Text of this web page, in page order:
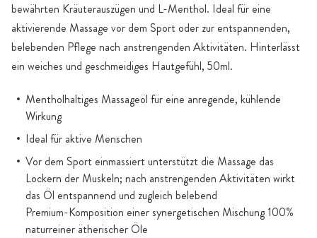
bewährten Kräuterauszügen und L-Menthol. Ideal für eine
aktivierende Massage vor dem Sport oder zur entspannenden,
belebenden Pflege nach anstrengenden Aktivitäten. Hinterlässt
ein weiches und geschmeidiges Hautgefühl, 50ml.
Mentholhaltiges Massageöl für eine anregende, kühlende
Wirkung
Ideal für aktive Menschen
Vor dem Sport einmassiert unterstützt die Massage das
Lockern der Muskeln; nach anstrengenden Aktivitäten wirkt
das Öl entspannend und zugleich belebend
Premium-Komposition einer synergetischen Mischung 100%
naturreiner ätherischer Öle